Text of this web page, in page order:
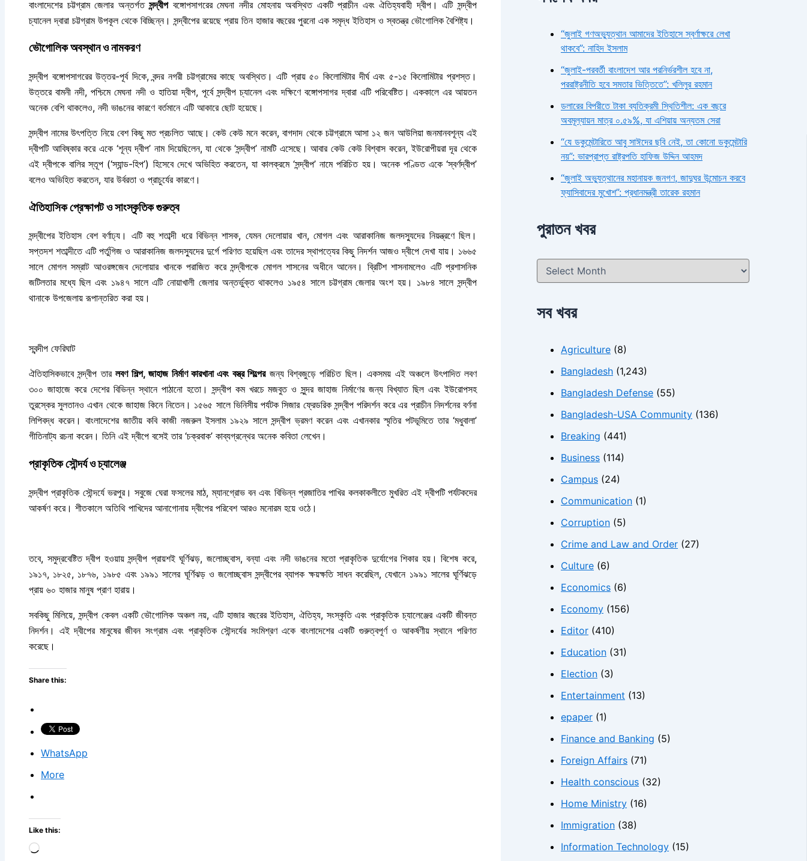
বাংলাদেশের চট্টগ্রাম জেলার অন্তর্গতসন্দ্বীপবঙ্গোপসাগরের মেঘনা নদীর মোহনায় অবস্থিত একটি প্রাচীন এবং ঐতিহ্যবাহী দ্বীপ। এটি সন্দ্বীপ
চ্যানেল দ্বারা চট্টগ্রাম উপকূল থেকে বিচ্ছিন্ন। সন্দ্বীপের রয়েছে প্রায় তিন হাজার বছরের পুরনো এক সমৃদ্ধ ইতিহাস ও স্বতন্ত্র ভৌগোলিক বৈশিষ্ট্য।
ভৌগোলিক অবস্থান ও নামকরণ
সন্দ্বীপ বঙ্গোপসাগরের উত্তর-পূর্ব দিকে, বন্দর নগরী চট্টগ্রামের কাছে অবস্থিত। এটি প্রায় ৫০ কিলোমিটার দীর্ঘ এবং ৫-১৫ কিলোমিটার প্রশস্ত।
উত্তরে বামনী নদী, পশ্চিমে মেঘনা নদী ও হাতিয়া দ্বীপ, পূর্বে সন্দ্বীপ চ্যানেল এবং দক্ষিণে বঙ্গোপসাগর দ্বারা এটি পরিবেষ্টিত। এককালে এর আয়তন
অনেক বেশি থাকলেও, নদী ভাঙনের কারণে বর্তমানে এটি আকারে ছোট হয়েছে।
সন্দ্বীপ নামের উৎপত্তি নিয়ে বেশ কিছু মত প্রচলিত আছে। কেউ কেউ মনে করেন, বাগদাদ থেকে চট্টগ্রামে আসা ১২ জন আউলিয়া জনমানবশূন্য এই
দ্বীপটি আবিষ্কার করে একে ‘শূন্য দ্বীপ’ নাম দিয়েছিলেন, যা থেকে ‘সন্দ্বীপ’ নামটি এসেছে। আবার কেউ কেউ বিশ্বাস করেন, ইউরোপীয়রা দূর থেকে
এই দ্বীপকে বালির স্তূপ (‘স্যান্ড-হিপ’) হিসেবে দেখে অভিহিত করতেন, যা কালক্রমে ‘সন্দ্বীপ’ নামে পরিচিত হয়। অনেক পণ্ডিত একে ‘স্বর্ণদ্বীপ’
বলেও অভিহিত করতেন, যার উর্বরতা ও প্রাচুর্যের কারণে।
ঐতিহাসিক প্রেক্ষাপট ও সাংস্কৃতিক গুরুত্ব
সন্দ্বীপের ইতিহাস বেশ বর্ণাঢ্য। এটি বহু শতাব্দী ধরে বিভিন্ন শাসক, যেমন দেলোয়ার খান, মোগল এবং আরাকানিজ জলদস্যুদের নিয়ন্ত্রণে ছিল।
সপ্তদশ শতাব্দীতে এটি পর্তুগিজ ও আরাকানিজ জলদস্যুদের দুর্গে পরিণত হয়েছিল এবং তাদের স্থাপত্যের কিছু নিদর্শন আজও দ্বীপে দেখা যায়। ১৬৬৫
সালে মোগল সম্রাট আওরঙ্গজেব দেলোয়ার খানকে পরাজিত করে সন্দ্বীপকে মোগল শাসনের অধীনে আনেন। ব্রিটিশ শাসনামলেও এটি প্রশাসনিক
জটিলতার মধ্যে ছিল এবং ১৯৪৭ সালে এটি নোয়াখালী জেলার অন্তর্ভুক্ত থাকলেও ১৯৫৪ সালে চট্টগ্রাম জেলার অংশ হয়। ১৯৮৪ সালে সন্দ্বীপ
থানাকে উপজেলায় রূপান্তরিত করা হয়।
স্বন্দীপ ফেরিঘাট
ঐতিহাসিকভাবে সন্দ্বীপ তারলবণ শিল্প, জাহাজ নির্মাণ কারখানা এবং বস্ত্র শিল্পেরজন্য বিশ্বজুড়ে পরিচিত ছিল। একসময় এই অঞ্চলে উৎপাদিত লবণ
৩০০ জাহাজে করে দেশের বিভিন্ন স্থানে পাঠানো হতো। সন্দ্বীপ কম খরচে মজবুত ও সুন্দর জাহাজ নির্মাণের জন্য বিখ্যাত ছিল এবং ইউরোপসহ
তুরস্কের সুলতানও এখান থেকে জাহাজ কিনে নিতেন। ১৫৬৫ সালে ভিনিসীয় পর্যটক সিজার ফ্রেডরিক সন্দ্বীপ পরিদর্শন করে এর প্রাচীন নিদর্শনের বর্ণনা
লিপিবদ্ধ করেন। বাংলাদেশের জাতীয় কবি কাজী নজরুল ইসলাম ১৯২৯ সালে সন্দ্বীপ ভ্রমণ করেন এবং এখানকার স্মৃতির পটভূমিতে তার ‘মধুবালা’
গীতিনাট্য রচনা করেন। তিনি এই দ্বীপে বসেই তার ‘চক্রবাক’ কাব্যগ্রন্থের অনেক কবিতা লেখেন।
প্রাকৃতিক সৌন্দর্য ও চ্যালেঞ্জ
সন্দ্বীপ প্রাকৃতিক সৌন্দর্যে ভরপুর। সবুজে ঘেরা ফসলের মাঠ, ম্যানগ্রোভ বন এবং বিভিন্ন প্রজাতির পাখির কলকাকলীতে মুখরিত এই দ্বীপটি পর্যটকদের
আকর্ষণ করে। শীতকালে অতিথি পাখিদের আনাগোনায় দ্বীপের পরিবেশ আরও মনোরম হয়ে ওঠে।
তবে, সমুদ্রবেষ্টিত দ্বীপ হওয়ায় সন্দ্বীপ প্রায়শই ঘূর্ণিঝড়, জলোচ্ছ্বাস, বন্যা এবং নদী ভাঙনের মতো প্রাকৃতিক দুর্যোগের শিকার হয়। বিশেষ করে,
১৯১৭, ১৮২৫, ১৮৭৬, ১৯৮৫ এবং ১৯৯১ সালের ঘূর্ণিঝড় ও জলোচ্ছ্বাস সন্দ্বীপের ব্যাপক ক্ষয়ক্ষতি সাধন করেছিল, যেখানে ১৯৯১ সালের ঘূর্ণিঝড়ে
প্রায় ৬০ হাজার মানুষ প্রাণ হারায়।
সবকিছু মিলিয়ে, সন্দ্বীপ কেবল একটি ভৌগোলিক অঞ্চল নয়, এটি হাজার বছরের ইতিহাস, ঐতিহ্য, সংস্কৃতি এবং প্রাকৃতিক চ্যালেঞ্জের একটি জীবন্ত
নিদর্শন। এই দ্বীপের মানুষের জীবন সংগ্রাম এবং প্রাকৃতিক সৌন্দর্যের সংমিশ্রণ একে বাংলাদেশের একটি গুরুত্বপূর্ণ ও আকর্ষণীয় স্থানে পরিণত
করেছে।
Share this:
WhatsApp
More
Like this:
Loading…
“জুলাই গণঅভ্যুত্থান আমাদের ইতিহাসে স্বর্ণাক্ষরে লেখা
থাকবে”: নাহিদ ইসলাম
“জুলাই-পরবর্তী বাংলাদেশ আর পরনির্ভরশীল হবে না,
পররাষ্ট্রনীতি হবে সমতার ভিত্তিতে”: খলিলুর রহমান
ডলারের বিপরীতে টাকা ব্যতিক্রমী স্থিতিশীল: এক বছরে
অবমূল্যায়ন মাত্র ০.৫৯%, যা এশিয়ায় অন্যতম সেরা
“যে ডকুমেন্টারিতে আবু সাঈদের ছবি নেই, তা কোনো ডকুমেন্টারি
নয়”: ভারপ্রাপ্ত রাষ্ট্রপতি হাফিজ উদ্দিন আহমদ
“জুলাই অভ্যুত্থানের মহানায়ক জনগণ, জাদুঘর উন্মোচন করবে
ফ্যাসিবাদের মুখোশ”: প্রধানমন্ত্রী তারেক রহমান
পুরাতন খবর
সব খবর
Agriculture (8)
Bangladesh (1,243)
Bangladesh Defense (55)
Bangladesh-USA Community (136)
Breaking (441)
Business (114)
Campus (24)
Communication (1)
Corruption (5)
Crime and Law and Order (27)
Culture (6)
Economics (6)
Economy (156)
Editor (410)
Education (31)
Election (3)
Entertainment (13)
epaper (1)
Finance and Banking (5)
Foreign Affairs (71)
Health conscious (32)
Home Ministry (16)
Immigration (38)
Information Technology (15)